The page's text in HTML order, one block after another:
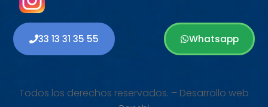
33 13 31 35 55 Whatsapp
Todos los derechos reservados. – Desarrollo web